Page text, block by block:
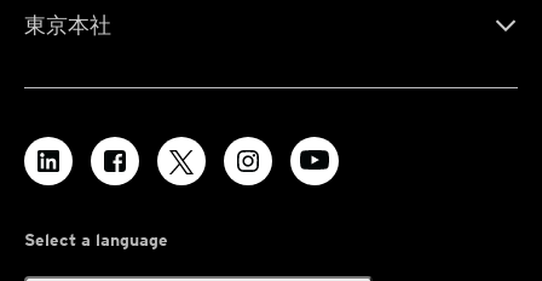
東京本社
Select a language